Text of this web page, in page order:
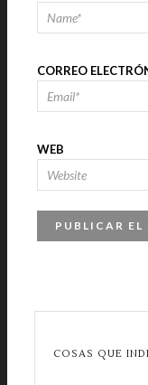
CORREO
WEB
COSAS QUE